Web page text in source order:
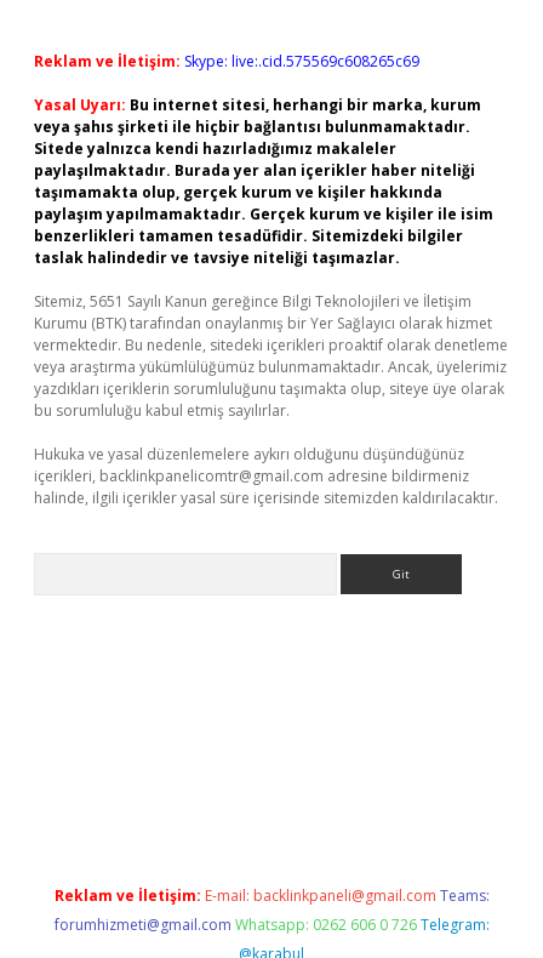
Reklam ve İletişim: Skype: live:.cid.575569c608265c69
Yasal Uyarı: Bu internet sitesi, herhangi bir marka, kurum
veya şahıs şirketi ile hiçbir bağlantısı bulunmamaktadır.
Sitede yalnızca kendi hazırladığımız makaleler
paylaşılmaktadır. Burada yer alan içerikler haber niteliği
taşımamakta olup, gerçek kurum ve kişiler hakkında
paylaşım yapılmamaktadır. Gerçek kurum ve kişiler ile isim
benzerlikleri tamamen tesadüfidir. Sitemizdeki bilgiler
taslak halindedir ve tavsiye niteliği taşımazlar.
Sitemiz, 5651 Sayılı Kanun gereğince Bilgi Teknolojileri ve İletişim
Kurumu (BTK) tarafından onaylanmış bir Yer Sağlayıcı olarak hizmet
vermektedir. Bu nedenle, sitedeki içerikleri proaktif olarak denetleme
veya araştırma yükümlülüğümüz bulunmamaktadır. Ancak, üyelerimiz
yazdıkları içeriklerin sorumluluğunu taşımakta olup, siteye üye olarak
bu sorumluluğu kabul etmiş sayılırlar.
Hukuka ve yasal düzenlemelere aykırı olduğunu düşündüğünüz
içerikleri, backlinkpanelicomtr@gmail.com adresine bildirmeniz
halinde, ilgili içerikler yasal süre içerisinde sitemizden kaldırılacaktır.
Reklam ve İletişim: E-mail: backlinkpaneli@gmail.com Teams:
forumhizmeti@gmail.com Whatsapp: 0262 606 0 726 Telegram:
@karabul